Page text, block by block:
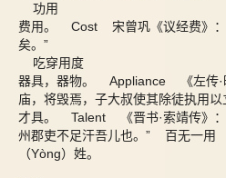
功用
费用。 Cost 宋曾巩《议经费》：
矣。”
吃穿用度
器具，器物。 Appliance 《左传·
庙，将毁焉，子大叔使其除徒执用以
才具。 Talent 《晋书·索靖传》：
州郡吏不足汗吾儿也。” 百无一用
（Yòng）姓。